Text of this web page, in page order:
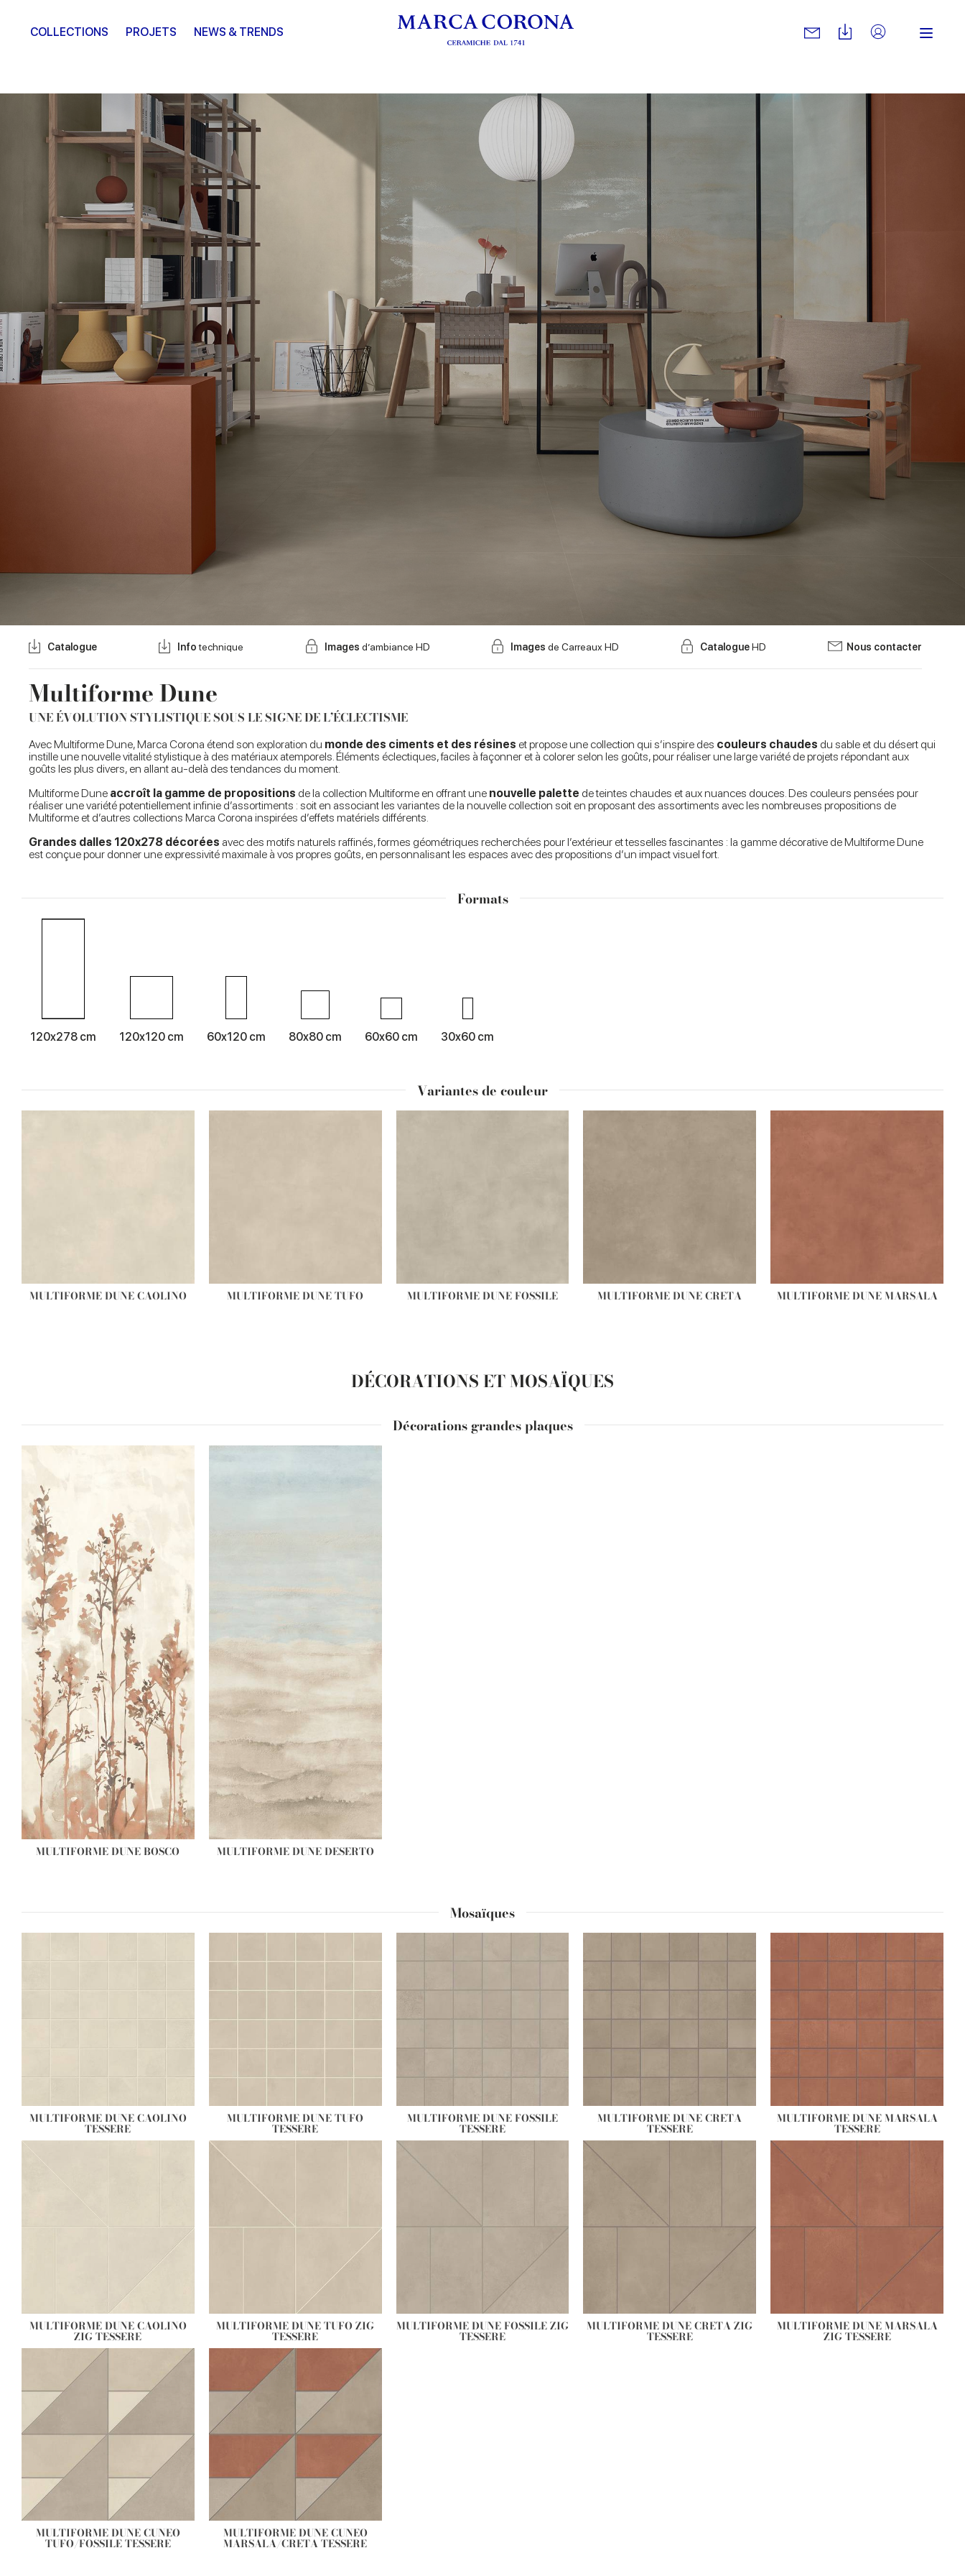
COLLECTIONS PROJETS NEWS & TRENDS
Multiforme Dune
UNE ÉVOLUTION STYLISTIQUE SOUS LE SIGNE DE L’ÉCLECTISME
Catalogue Infotechnique Images d’ambiance HD Imagesde Carreaux HD CatalogueHD Nous contacter
Avec Multiforme Dune, Marca Corona étend son exploration du monde des ciments et des résines et propose une collection qui s’inspire des couleurs chaudes du sable et du désert qui
instille une nouvelle vitalité stylistique à des matériaux atemporels. Éléments éclectiques, faciles à façonner et à colorer selon les goûts, pour réaliser une large variété de projets répondant aux
goûts les plus divers, en allant au-delà des tendances du moment.
Multiforme Dune accroît la gamme de propositions de la collection Multiforme en offrant une nouvelle palette de teintes chaudes et aux nuances douces. Des couleurs pensées pour
réaliser une variété potentiellement infinie d’assortiments : soit en associant les variantes de la nouvelle collection soit en proposant des assortiments avec les nombreuses propositions de
Multiforme et d’autres collections Marca Corona inspirées d’effets matériels différents.
Grandes dalles 120x278 décorées avec des motifs naturels raffinés, formes géométriques recherchées pour l’extérieur et tesselles fascinantes : la gamme décorative de Multiforme Dune
est conçue pour donner une expressivité maximale à vos propres goûts, en personnalisant les espaces avec des propositions d’un impact visuel fort.
Formats
120x278 cm 120x120 cm 60x120 cm 80x80 cm 60x60 cm 30x60 cm
Variantes de couleur
MULTIFORME DUNE CAOLINO MULTIFORME DUNE TUFO MULTIFORME DUNE FOSSILE MULTIFORME DUNE CRETA MULTIFORME DUNE MARSALA
DÉCORATIONS ET MOSAÏQUES
Décorations grandes plaques
MULTIFORME DUNE BOSCO MULTIFORME DUNE DESERTO
Mosaïques
MULTIFORME DUNE CAOLINO
TESSERE
MULTIFORME DUNE TUFO
TESSERE
MULTIFORME DUNE FOSSILE
TESSERE
MULTIFORME DUNE CRETA
TESSERE
MULTIFORME DUNE MARSALA
TESSERE
MULTIFORME DUNE CAOLINO
ZIG TESSERE
MULTIFORME DUNE TUFO ZIG
TESSERE
MULTIFORME DUNE FOSSILE ZIG
TESSERE
MULTIFORME DUNE CRETA ZIG
TESSERE
MULTIFORME DUNE MARSALA
ZIG TESSERE
MULTIFORME DUNE CUNEO
TUFO/FOSSILE TESSERE
MULTIFORME DUNE CUNEO
MARSALA/CRETA TESSERE